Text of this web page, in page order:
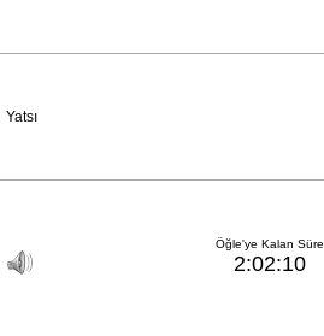
Yatsı
Öğle'ye Kalan Süre
2:02:10